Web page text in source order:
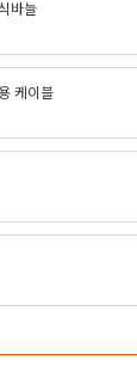
바늘
케이블